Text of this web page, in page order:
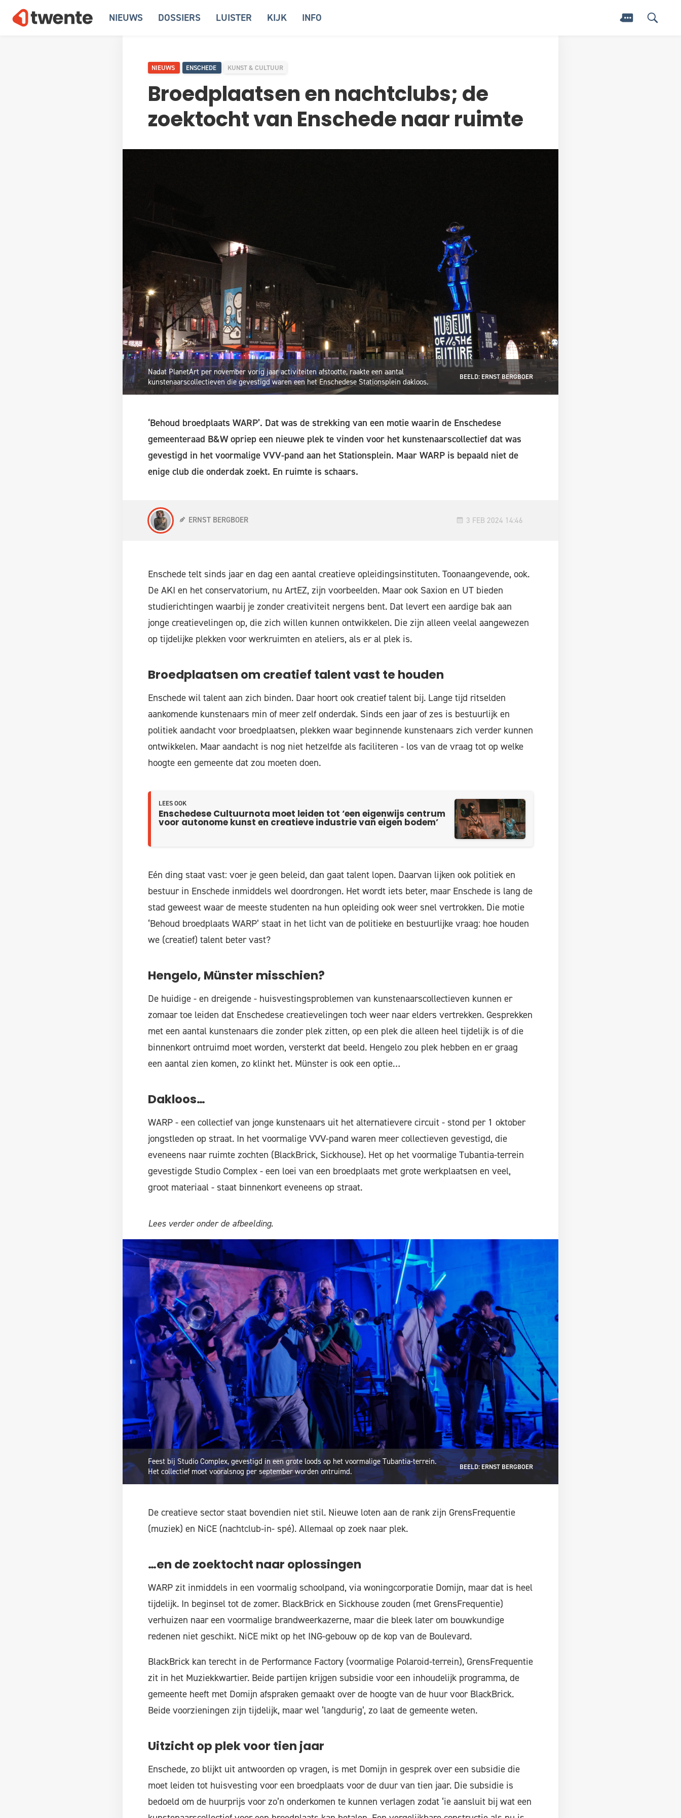
NIEUWS DOSSIERS LUISTER KIJK INFO
NIEUWS ENSCHEDE KUNST & CULTUUR
Broedplaatsen en nachtclubs; de
zoektocht van Enschede naar ruimte
Nadat PlanetArt per november vorig jaar activiteiten afstootte, raakte een aantal
kunstenaarscollectieven die gevestigd waren een het Enschedese Stationsplein dakloos.
BEELD: ERNST BERGBOER
‘Behoud broedplaats WARP’. Dat was de strekking van een motie waarin de Enschedese
gemeenteraad B&W opriep een nieuwe plek te vinden voor het kunstenaarscollectief dat was
gevestigd in het voormalige VVV-pand aan het Stationsplein. Maar WARP is bepaald niet de
enige club die onderdak zoekt. En ruimte is schaars.
ERNST BERGBOER 3 FEB 2024 14:46
Enschede telt sinds jaar en dag een aantal creatieve opleidingsinstituten. Toonaangevende, ook.
De AKI en het conservatorium, nu ArtEZ, zijn voorbeelden. Maar ook Saxion en UT bieden
studierichtingen waarbij je zonder creativiteit nergens bent. Dat levert een aardige bak aan
jonge creatievelingen op, die zich willen kunnen ontwikkelen. Die zijn alleen veelal aangewezen
op tijdelijke plekken voor werkruimten en ateliers, als er al plek is.
Broedplaatsen om creatief talent vast te houden
Enschede wil talent aan zich binden. Daar hoort ook creatief talent bij. Lange tijd ritselden
aankomende kunstenaars min of meer zelf onderdak. Sinds een jaar of zes is bestuurlijk en
politiek aandacht voor broedplaatsen, plekken waar beginnende kunstenaars zich verder kunnen
ontwikkelen. Maar aandacht is nog niet hetzelfde als faciliteren - los van de vraag tot op welke
hoogte een gemeente dat zou moeten doen.
LEES OOK
Enschedese Cultuurnota moet leiden tot ‘een eigenwijs centrum
voor autonome kunst en creatieve industrie van eigen bodem’
Eén ding staat vast: voer je geen beleid, dan gaat talent lopen. Daarvan lijken ook politiek en
bestuur in Enschede inmiddels wel doordrongen. Het wordt iets beter, maar Enschede is lang de
stad geweest waar de meeste studenten na hun opleiding ook weer snel vertrokken. Die motie
‘Behoud broedplaats WARP’ staat in het licht van de politieke en bestuurlijke vraag: hoe houden
we (creatief) talent beter vast?
Hengelo, Münster misschien?
De huidige - en dreigende - huisvestingsproblemen van kunstenaarscollectieven kunnen er
zomaar toe leiden dat Enschedese creatievelingen toch weer naar elders vertrekken. Gesprekken
met een aantal kunstenaars die zonder plek zitten, op een plek die alleen heel tijdelijk is of die
binnenkort ontruimd moet worden, versterkt dat beeld. Hengelo zou plek hebben en er graag
een aantal zien komen, zo klinkt het. Münster is ook een optie…
Dakloos…
WARP - een collectief van jonge kunstenaars uit het alternatievere circuit - stond per 1 oktober
jongstleden op straat. In het voormalige VVV-pand waren meer collectieven gevestigd, die
eveneens naar ruimte zochten (BlackBrick, Sickhouse). Het op het voormalige Tubantia-terrein
gevestigde Studio Complex - een loei van een broedplaats met grote werkplaatsen en veel,
groot materiaal - staat binnenkort eveneens op straat.
Lees verder onder de afbeelding.
Feest bij Studio Complex, gevestigd in een grote loods op het voormalige Tubantia-terrein.
Het collectief moet vooralsnog per september worden ontruimd.
BEELD: ERNST BERGBOER
De creatieve sector staat bovendien niet stil. Nieuwe loten aan de rank zijn GrensFrequentie
(muziek) en NiCE (nachtclub-in- spé). Allemaal op zoek naar plek.
…en de zoektocht naar oplossingen
WARP zit inmiddels in een voormalig schoolpand, via woningcorporatie Domijn, maar dat is heel
tijdelijk. In beginsel tot de zomer. BlackBrick en Sickhouse zouden (met GrensFrequentie)
verhuizen naar een voormalige brandweerkazerne, maar die bleek later om bouwkundige
redenen niet geschikt. NiCE mikt op het ING-gebouw op de kop van de Boulevard.
BlackBrick kan terecht in de Performance Factory (voormalige Polaroid-terrein), GrensFrequentie
zit in het Muziekkwartier. Beide partijen krijgen subsidie voor een inhoudelijk programma, de
gemeente heeft met Domijn afspraken gemaakt over de hoogte van de huur voor BlackBrick.
Beide voorzieningen zijn tijdelijk, maar wel ‘langdurig’, zo laat de gemeente weten.
Uitzicht op plek voor tien jaar
Enschede, zo blijkt uit antwoorden op vragen, is met Domijn in gesprek over een subsidie die
moet leiden tot huisvesting voor een broedplaats voor de duur van tien jaar. Die subsidie is
bedoeld om de huurprijs voor zo’n onderkomen te kunnen verlagen zodat ‘ie aansluit bij wat een